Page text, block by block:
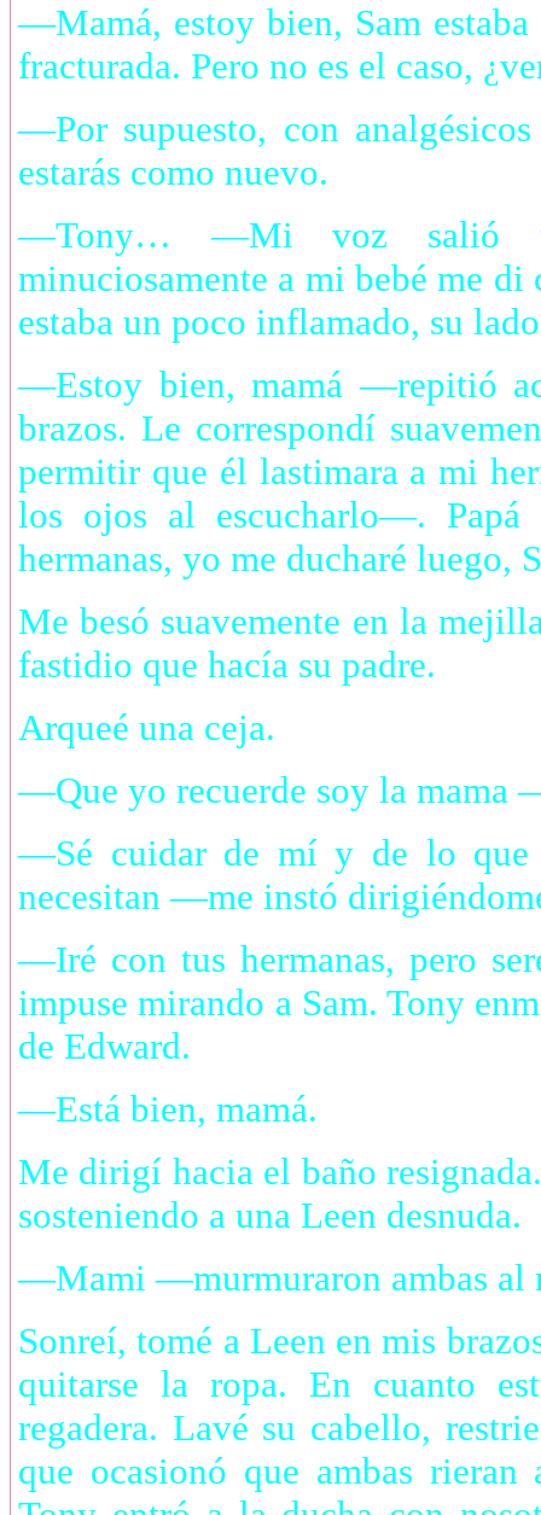
—Mamá, estoy bien, Sam
fracturada. Pero no es el caso,
—Por supuesto, con
estarás como nuevo.
—Tony… —Mi voz salió
minuciosamente a mi bebé me
estaba un poco inflamado, su
—Estoy bien, mamá —repitió
brazos. Le correspondí
permitir que él lastimara a mi
los ojos al escucharlo—. Papá
hermanas, yo me ducharé luego,
Me besó suavemente en la
fastidio que hacía su padre.
Arqueé una ceja.
—Que yo recuerde soy la mama
—Sé cuidar de mí y de lo que
necesitan —me instó
—Iré con tus hermanas, pero
impuse mirando a Sam. Tony
de Edward.
—Está bien, mamá.
Me dirigí hacia el baño
sosteniendo a una Leen desnuda.
—Mami —murmuraron ambas al
Sonreí, tomé a Leen en mis
quitarse la ropa. En cuanto
regadera. Lavé su cabello,
que ocasionó que ambas rieran